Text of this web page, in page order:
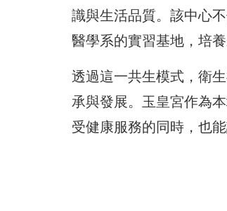
識與生活品質。該中心
醫學系的實習基地，培養
透過這一共生模式，衛
承與發展。玉皇宮作為
受健康服務的同時，也